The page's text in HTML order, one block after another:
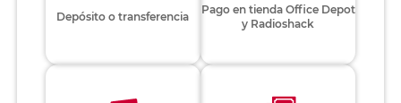
Depósito o transferencia
Pago en tienda Office Depot
y Radioshack